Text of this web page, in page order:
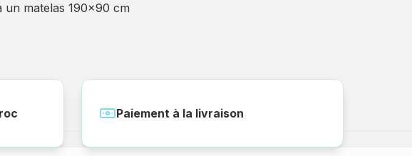
un matelas 190x90 cm
Paiement à la livraison